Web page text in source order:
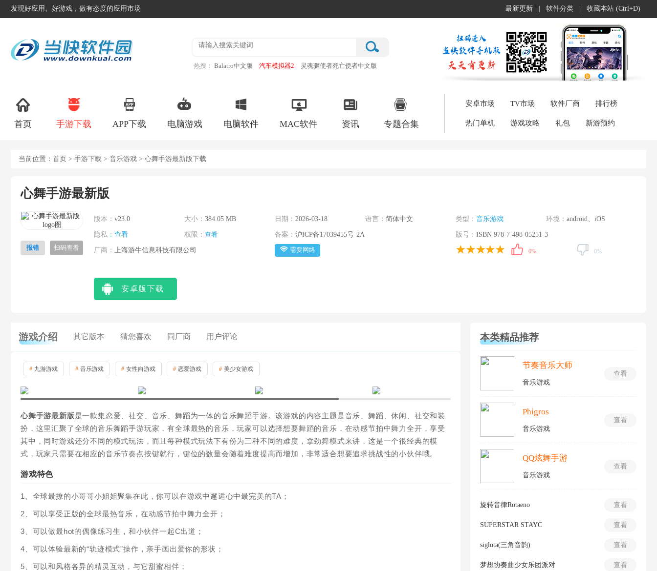
发现好应用、好游戏，做有态度的应用市场 最新更新 软件分类 收藏本站 (Ctrl+D)
热搜： Balatro中文版 汽车模拟器2
灵魂驱使者死亡使者中文版
首页 手游下载 APP下载 电脑游戏 电脑软件 MAC软件 资讯 专题合集
安卓市场 TV市场 软件厂商 排行榜
热门单机 游戏攻略 礼包 新游预约
当前位置： 首页 > 手游下载 > 音乐游戏 > 心舞手游最新版下载
心舞手游最新版
报错 扫码查看
版本： v23.0 大小： 384.05 MB 日期： 2026-03-18 语言： 简体中文 类型： 音乐游戏 环境： android、iOS
隐私： 查看 权限： 查看 备案： 沪ICP备17039455号-2A 版号： ISBN 978-7-498-05251-3
厂商： 上海游牛信息科技有限公司 需要网络 0% 0%
安卓版下载
游戏介绍 其它版本 猜您喜欢 同厂商 用户评论
# 九游游戏 # 音乐游戏 # 女性向游戏 # 恋爱游戏 # 美少女游戏
心舞手游最新版是一款集恋爱、社交、音乐、舞蹈为一体的音乐舞蹈手游。该游戏的内容主题是音乐、舞蹈、休闲、社交和装
扮，这里汇聚了全球的音乐舞蹈手游玩家，有全球最热的音乐，玩家可以选择想要舞蹈的音乐，在动感节拍中舞力全开，享受
其中，同时游戏还分不同的模式玩法，而且每种模式玩法下有份为三种不同的难度，拿劲舞模式来讲，这是一个很经典的模
式，玩家只需要在相应的音乐节奏点按键就行，键位的数量会随着难度提高而增加，非常适合想要追求挑战性的小伙伴哦。
游戏特色
1、全球最撩的小哥哥小姐姐聚集在此，你可以在游戏中邂逅心中最完美的TA；
2、可以享受正版的全球最热音乐，在动感节拍中舞力全开；
3、可以做最hot的偶像练习生，和小伙伴一起C出道；
4、可以体验最新的“轨迹模式”操作，亲手画出爱你的形状；
5、可以和风格各异的精灵互动，与它甜蜜相伴；
本类精品推荐
查看
节奏音乐大师
音乐游戏
查看
Phigros
音乐游戏
查看
QQ炫舞手游
音乐游戏
查看
旋转音律Rotaeno
查看
SUPERSTAR STAYC
查看
siglota(三角音韵)
查看
梦想协奏曲少女乐团派对